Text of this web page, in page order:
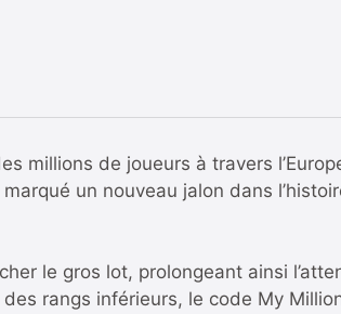
millions de joueurs à travers
un nouveau jalon dans
le gros lot, prolongeant ainsi
rangs inférieurs, le code My